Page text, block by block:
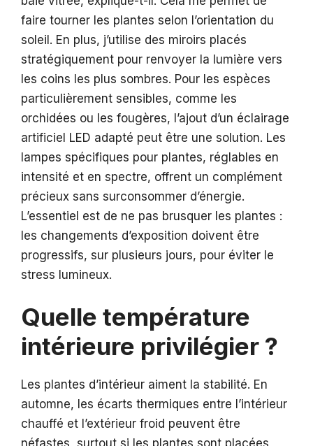
faire tourner les plantes selon l’orientation du
soleil. En plus, j’utilise des miroirs placés
stratégiquement pour renvoyer la lumière vers
les coins les plus sombres. Pour les espèces
particulièrement sensibles, comme les
orchidées ou les fougères, l’ajout d’un éclairage
artificiel LED adapté peut être une solution. Les
lampes spécifiques pour plantes, réglables en
intensité et en spectre, offrent un complément
précieux sans surconsommer d’énergie.
L’essentiel est de ne pas brusquer les plantes :
les changements d’exposition doivent être
progressifs, sur plusieurs jours, pour éviter le
stress lumineux.
Quelle température
intérieure privilégier ?
Les plantes d’intérieur aiment la stabilité. En
automne, les écarts thermiques entre l’intérieur
chauffé et l’extérieur froid peuvent être